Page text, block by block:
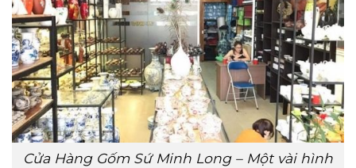
Cửa Hàng Gốm Sứ Minh Long – Một vài hình